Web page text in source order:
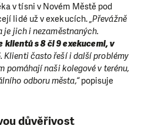
v tísni v Novém Městě pod
lidé už v exekucích.„Převážně
jich i nezaměstnaných.
klientů s 8 či 9 exekucemi, v
. Klienti často řeší i další problémy
pomáhají naši kolegové v terénu,
odboru města,“popisuje
důvěřivost